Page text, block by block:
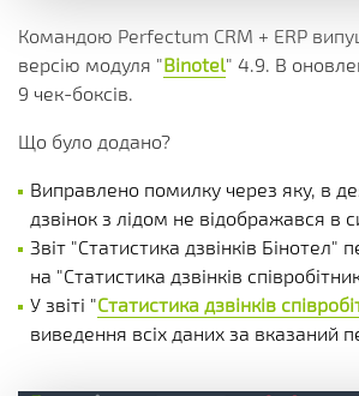
Командою Perfectum CRM + ERP
версію модуля "Binotel" 4.9. В
9 чек-боксів.
Що було додано?
Виправлено помилку через яку, в
дзвінок з лідом не відображався в
Звіт "Статистика дзвінків Бінотел"
на "Статистика дзвінків
У звіті "Статистика дзвінків
виведення всіх даних за вказаний